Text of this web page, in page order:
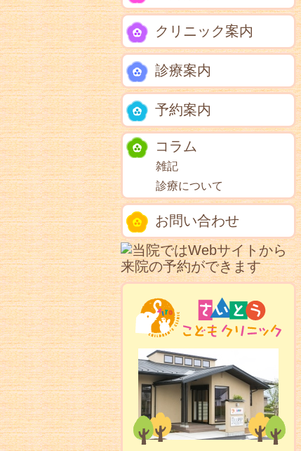
クリニック案内
診療案内
予約案内
コラム
雑記
診療について
お問い合わせ